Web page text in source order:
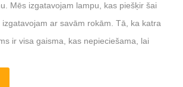
Mēs izgatavojam lampu, kas piešķir šai
ar savām rokām. Tā, ka katra
ir visa gaisma, kas nepieciešama, lai
1/A, 24020 Villa di Serio, BG